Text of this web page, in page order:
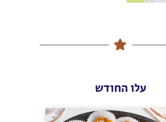
עלו החודש